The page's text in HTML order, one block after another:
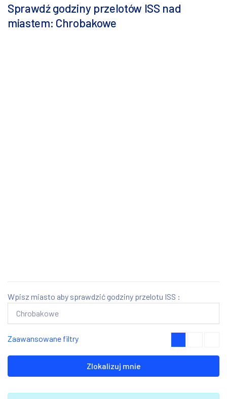
Sprawdź godziny przelotów ISS nad
miastem: Chrobakowe
Wpisz miasto aby sprawdzić godziny przelotu ISS :
Zaawansowane filtry
Zlokalizuj mnie